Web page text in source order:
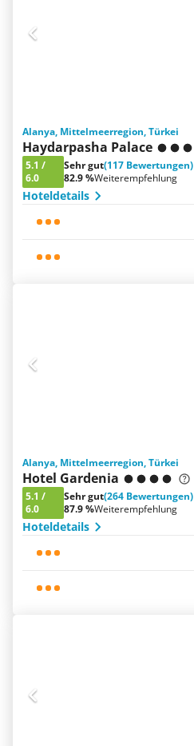
Alanya, Mittelmeerregion, Türkei
Haydarpasha Palace
5.1 /
6.0
Sehr gut(117 Bewertungen)
82.9 %Weiterempfehlung
Hoteldetails
Alanya, Mittelmeerregion, Türkei
Hotel Gardenia
5.1 /
6.0
Sehr gut(264 Bewertungen)
87.9 %Weiterempfehlung
Hoteldetails